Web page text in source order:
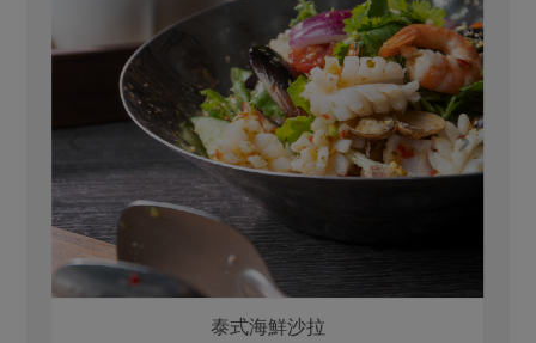
泰式海鮮沙拉